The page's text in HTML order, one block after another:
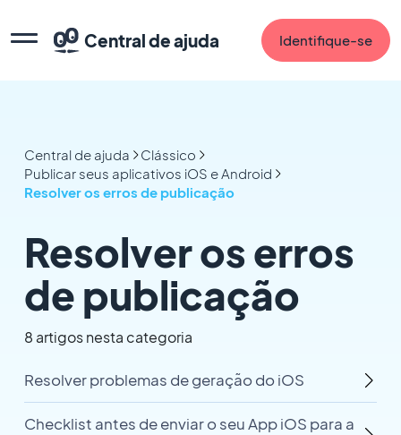
Central de ajuda Identifique-se
Central de ajuda
Clássico
Publicar seus aplicativos iOS e Android
Resolver os erros de publicação
Resolver os erros
de publicação
8 artigos nesta categoria
Resolver problemas de geração do iOS
Checklist antes de enviar o seu App iOS para a